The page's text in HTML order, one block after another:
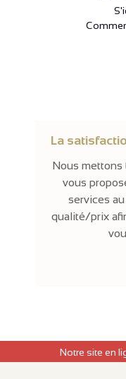
La
Nous
vous
services
qualité/prix
Notre site en